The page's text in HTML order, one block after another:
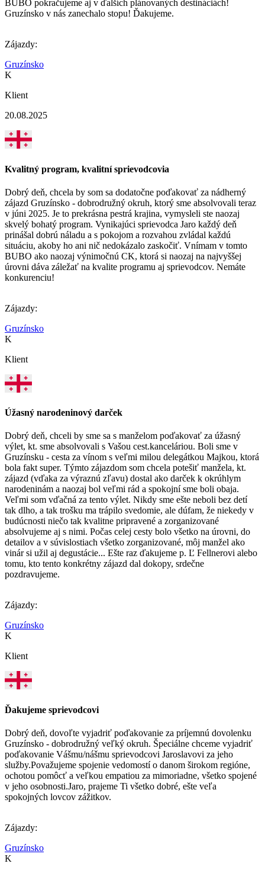
BUBO pokračujeme aj v ďalších plánovaných destináciách!
Gruzínsko v nás zanechalo stopu! Ďakujeme.
Zájazdy:
Gruzínsko
K
Klient
20.08.2025
Kvalitný program, kvalitní sprievodcovia
Dobrý deň, chcela by som sa dodatočne poďakovať za nádherný
zájazd Gruzínsko - dobrodružný okruh, ktorý sme absolvovali teraz
v júni 2025. Je to prekrásna pestrá krajina, vymysleli ste naozaj
skvelý bohatý program. Vynikajúci sprievodca Jaro každý deň
prinášal dobrú náladu a s pokojom a rozvahou zvládal každú
situáciu, akoby ho ani nič nedokázalo zaskočiť. Vnímam v tomto
BUBO ako naozaj výnimočnú CK, ktorá si naozaj na najvyššej
úrovni dáva záležať na kvalite programu aj sprievodcov. Nemáte
konkurenciu!
Zájazdy:
Gruzínsko
K
Klient
Úžasný narodeninový darček
Dobrý deň, chceli by sme sa s manželom poďakovať za úžasný
výlet, kt. sme absolvovali s Vašou cest.kanceláriou. Boli sme v
Gruzínsku - cesta za vínom s veľmi milou delegátkou Majkou, ktorá
bola fakt super. Týmto zájazdom som chcela potešiť manžela, kt.
zájazd (vďaka za výraznú zľavu) dostal ako darček k okrúhlym
narodeninám a naozaj bol veľmi rád a spokojní sme boli obaja.
Veľmi som vďačná za tento výlet. Nikdy sme ešte neboli bez detí
tak dlho, a tak trošku ma trápilo svedomie, ale dúfam, že niekedy v
budúcnosti niečo tak kvalitne pripravené a zorganizované
absolvujeme aj s nimi. Počas celej cesty bolo všetko na úrovni, do
detailov a v súvislostiach všetko zorganizované, môj manžel ako
vinár si užil aj degustácie... Ešte raz ďakujeme p. Ľ Fellnerovi alebo
tomu, kto tento konkrétny zájazd dal dokopy, srdečne
pozdravujeme.
Zájazdy:
Gruzínsko
K
Klient
Ďakujeme sprievodcovi
Dobrý deň, dovoľte vyjadriť poďakovanie za príjemnú dovolenku
Gruzínsko - dobrodružný veľký okruh. Špeciálne chceme vyjadriť
poďakovanie Vášmu/nášmu sprievodcovi Jaroslavovi za jeho
služby.Považujeme spojenie vedomostí o danom širokom regióne,
ochotou pomôcť a veľkou empatiou za mimoriadne, všetko spojené
v jeho osobnosti.Jaro, prajeme Ti všetko dobré, ešte veľa
spokojných lovcov zážitkov.
Zájazdy:
Gruzínsko
K